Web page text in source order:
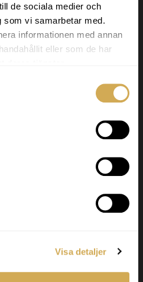
de sociala medier och
som vi samarbetar med.
informationen med annan
eller som de har
Visa detaljer
designar och tillverkar
för det nordiska
produkter
Europa.
AB Lötängsgatan 18,